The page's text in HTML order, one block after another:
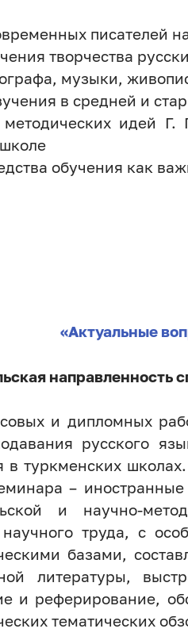
писателей
творчества
музыки,
в средней и
методических идей
обучения как
«Актуальные
направленность
и дипломных
русского
в туркменских
–
и научно-
труда, с
базами,
литературы,
и реферирование,